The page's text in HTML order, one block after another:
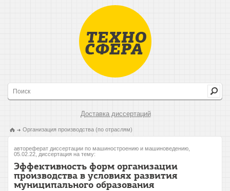
Доставка диссертаций
Организация производства (по отраслям)
автореферат диссертации по машиностроению и машиноведению,
05.02.22, диссертация на тему:
Эффективность форм организации
производства в условиях развития
муниципального образования